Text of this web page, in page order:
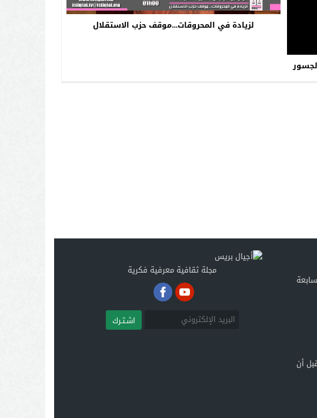
لزيادة في المحروقات…موقف حزب الاستقلال‎
أن
مجلة ثقافية معرفية فكرية
اشـتـرك